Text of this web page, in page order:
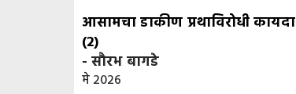
आसामचा डाकीण प्रथाविरोधी कायदा
(2)
-सौरभ बागडे
मे 2026